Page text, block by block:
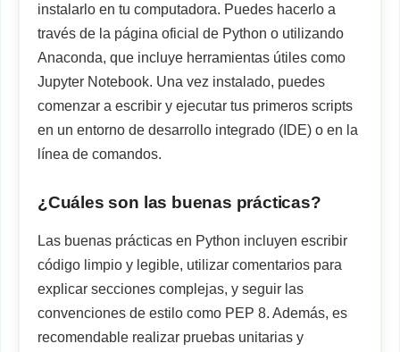
instalarlo en tu computadora. Puedes hacerlo a
través de la página oficial de Python o utilizando
Anaconda, que incluye herramientas útiles como
Jupyter Notebook. Una vez instalado, puedes
comenzar a escribir y ejecutar tus primeros scripts
en un entorno de desarrollo integrado (IDE) o en la
línea de comandos.
¿Cuáles son las buenas prácticas?
Las buenas prácticas en Python incluyen escribir
código limpio y legible, utilizar comentarios para
explicar secciones complejas, y seguir las
convenciones de estilo como PEP 8. Además, es
recomendable realizar pruebas unitarias y